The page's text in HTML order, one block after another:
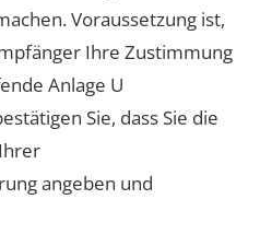
Voraussetzung ist,
Ihre Zustimmung
Anlage U
Sie, dass Sie die
angeben und